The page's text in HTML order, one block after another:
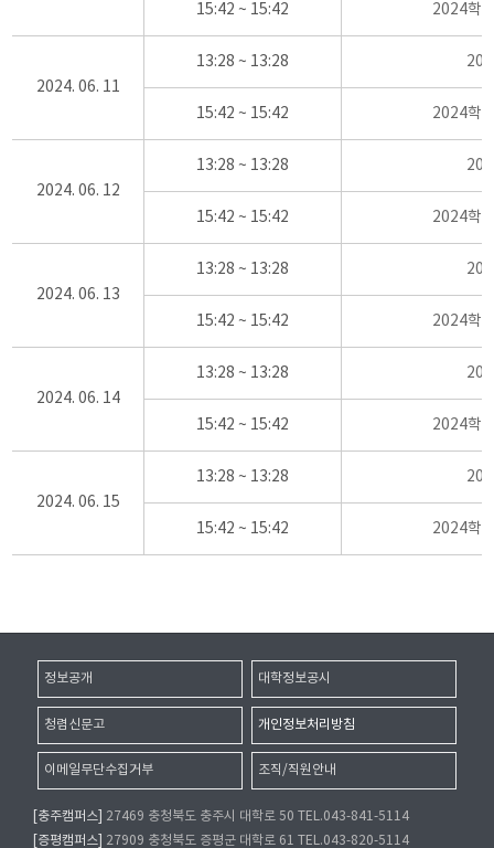
15:42 ~ 15:42 2024학
2024. 06. 11
13:28 ~ 13:28
15:42 ~ 15:42 2024학
2024. 06. 12
13:28 ~ 13:28
15:42 ~ 15:42 2024학
2024. 06. 13
13:28 ~ 13:28
15:42 ~ 15:42 2024학
2024. 06. 14
13:28 ~ 13:28
15:42 ~ 15:42 2024학
2024. 06. 15
13:28 ~ 13:28
15:42 ~ 15:42 2024학
정보공개 대학정보공시
청렴신문고 개인정보처리방침
이메일무단수집거부 조직/직원안내
[충주캠퍼스]
27469 충청북도 충주시 대학로 50 TEL.043-841-5114
[증평캠퍼스]
27909 충청북도 증평군 대학로 61 TEL.043-820-5114